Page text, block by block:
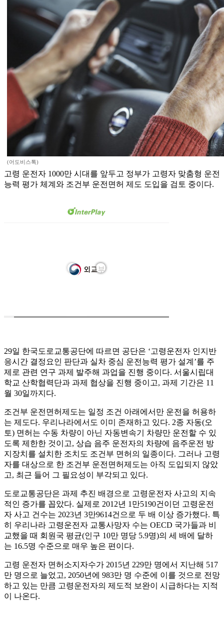
(어도비스톡)
고령 운전자 1000만 시대를 앞두고 정부가 고령자 맞춤형 운전
능력 평가 체계와 조건부 운전면허 제도 도입을 검토 중이다.
29일 한국도로교통공단에 따르면 공단은 ‘고령운전자 인지반
응시간 결정요인 판단과 실차 중심 운전능력 평가 설계’를 주
제로 관련 연구 과제 발주해 과업을 진행 중이다. 서울시립대
학교 산학협력단과 과제 협상을 진행 중이고, 과제 기간은 11
월 30일까지다.
조건부 운전면허제도는 일정 조건 아래에서만 운전을 허용하
는 제도다. 우리나라에서도 이미 존재하고 있다. 2종 자동(오
토) 면허는 수동 차량이 아닌 자동변속기 차량만 운전할 수 있
도록 제한한 것이고, 상습 음주 운전자의 차량에 음주운전 방
지장치를 설치한 조치도 조건부 면허의 일종이다. 그러나 고령
자를 대상으로 한 조건부 운전면허제도는 아직 도입되지 않았
고, 최근 들어 그 필요성이 부각되고 있다.
도로교통공단은 과제 추진 배경으로 고령운전자 사고의 지속
적인 증가를 꼽았다. 실제로 2012년 1만5190건이던 고령운전
자 사고 건수는 2023년 3만9614건으로 두 배 이상 증가했다. 특
히 우리나라 고령운전자 교통사망자 수는 OECD 국가들과 비
교했을 때 회원국 평균(인구 10만 명당 5.9명)의 세 배에 달하
는 16.5명 수준으로 매우 높은 편이다.
고령 운전자 면허소지자수가 2015년 229만 명에서 지난해 517
만 명으로 늘었고, 2050년에 983만 명 수준에 이를 것으로 전망
하고 있는 만큼 고령운전자의 제도적 보완이 시급하다는 지적
이 나온다.